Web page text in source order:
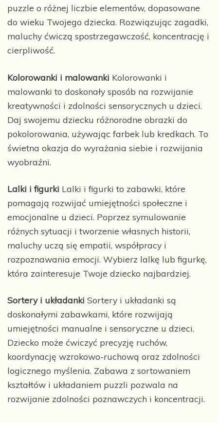
puzzle o różnej liczbie elementów, dopasowane
do wieku Twojego dziecka. Rozwiązując zagadki,
maluchy ćwiczą spostrzegawczość, koncentrację i
cierpliwość.
Kolorowanki i malowanki Kolorowanki i
malowanki to doskonały sposób na rozwijanie
kreatywności i zdolności sensorycznych u dzieci.
Daj swojemu dziecku różnorodne obrazki do
pokolorowania, używając farbek lub kredkach. To
świetna okazja do wyrażania siebie i rozwijania
wyobraźni.
Lalki i figurki Lalki i figurki to zabawki, które
pomagają rozwijać umiejętności społeczne i
emocjonalne u dzieci. Poprzez symulowanie
różnych sytuacji i tworzenie własnych historii,
maluchy uczą się empatii, współpracy i
rozpoznawania emocji. Wybierz lalkę lub figurkę,
która zainteresuje Twoje dziecko najbardziej.
Sortery i układanki Sortery i układanki są
doskonałymi zabawkami, które rozwijają
umiejętności manualne i sensoryczne u dzieci.
Dziecko może ćwiczyć precyzję ruchów,
koordynację wzrokowo-ruchową oraz zdolności
logicznego myślenia. Zabawa z sortowaniem
kształtów i układaniem puzzli pozwala na
rozwijanie zdolności poznawczych i koncentracji.